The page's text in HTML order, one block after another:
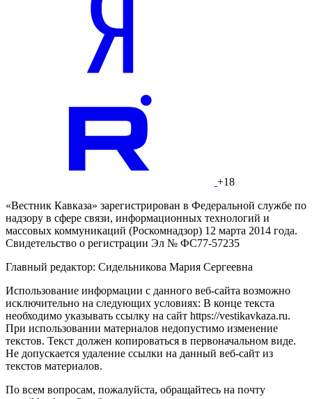
+18
«Вестник Кавказа» зарегистрирован в Федеральной службе по
надзору в сфере связи, информационных технологий и
массовых коммуникаций (Роскомнадзор) 12 марта 2014 года.
Свидетельство о регистрации Эл № ФС77-57235
Главный редактор: Сидельникова Мария Сергеевна
Использование информации с данного веб-сайта возможно
исключительно на следующих условиях: В конце текста
необходимо указывать ссылку на сайт https://vestikavkaza.ru.
При использовании материалов недопустимо изменение
текстов. Текст должен копироваться в первоначальном виде.
Не допускается удаление ссылки на данный веб-сайт из
текстов материалов.
По всем вопросам, пожалуйста, обращайтесь на почту